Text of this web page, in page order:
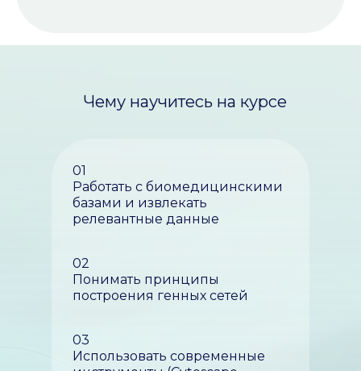
Чему научитесь на курсе
03
Использовать современные
01
Работать с биомедицинскими
базами и извлекать
релевантные данные
02
Понимать принципы
построения генных сетей